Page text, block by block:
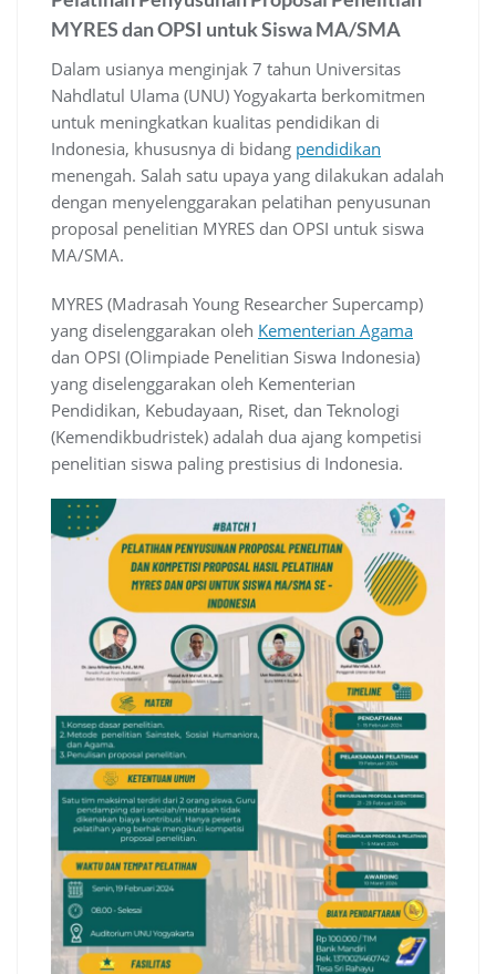
MYRES dan OPSI untuk Siswa MA/SMA
Dalam usianya menginjak 7 tahun Universitas
Nahdlatul Ulama (UNU) Yogyakarta berkomitmen
untuk meningkatkan kualitas pendidikan di
Indonesia, khususnya di bidang pendidikan
menengah. Salah satu upaya yang dilakukan adalah
dengan menyelenggarakan pelatihan penyusunan
proposal penelitian MYRES dan OPSI untuk siswa
MA/SMA.
MYRES (Madrasah Young Researcher Supercamp)
yang diselenggarakan oleh Kementerian Agama
dan OPSI (Olimpiade Penelitian Siswa Indonesia)
yang diselenggarakan oleh Kementerian
Pendidikan, Kebudayaan, Riset, dan Teknologi
(Kemendikbudristek) adalah dua ajang kompetisi
penelitian siswa paling prestisius di Indonesia.